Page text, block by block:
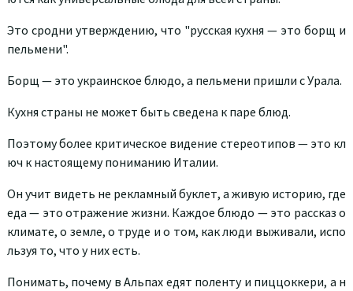
Это сродни утверждению, что "русская кухня — это борщ и
пельмени".
Борщ — это украинское блюдо, а пельмени пришли с Урала.
Кухня страны не может быть сведена к паре блюд.
Поэтому более критическое видение стереотипов — это кл
юч к настоящему пониманию Италии.
Он учит видеть не рекламный буклет, а живую историю, где
еда — это отражение жизни. Каждое блюдо — это рассказ о
климате, о земле, о труде и о том, как люди выживали, испо
льзуя то, что у них есть.
Понимать, почему в Альпах едят поленту и пиццоккери, а н